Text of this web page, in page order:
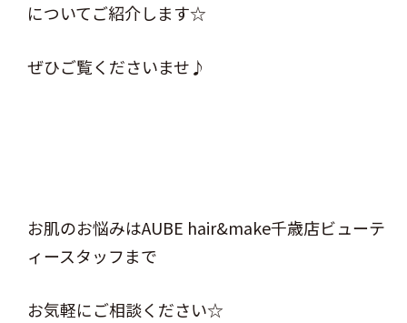
についてご紹介します☆
ぜひご覧くださいませ♪
お肌のお悩みはAUBE hair&make千歳店ビューテ
ィースタッフまで
お気軽にご相談ください☆